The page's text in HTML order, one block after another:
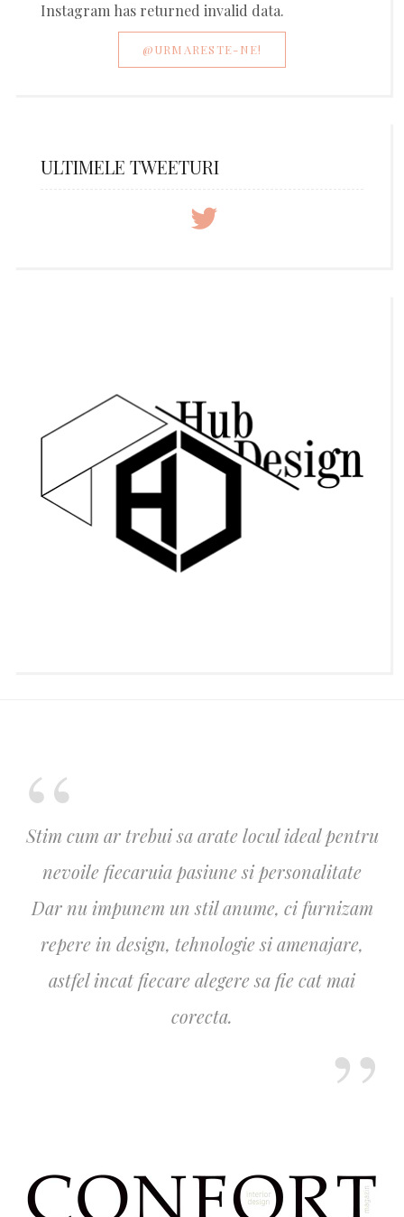
Instagram has returned invalid data.
@URMARESTE-NE!
ULTIMELE TWEETURI
Stim cum ar trebui sa arate locul ideal pentru
nevoile fiecaruia pasiune si personalitate
Dar nu impunem un stil anume, ci furnizam
repere in design, tehnologie si amenajare,
astfel incat fiecare alegere sa fie cat mai
corecta.